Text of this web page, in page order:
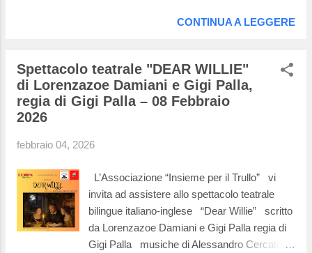
in via del Monte delle Capre, 23CONTINUA A LEGGERE
Spettacolo teatrale "DEAR WILLIE"
di Lorenzazoe Damiani e Gigi Palla,
regia di Gigi Palla – 08 Febbraio
2026
febbraio 04, 2026
L’Associazione “Insieme per il Trullo” vi
invita ad assistere allo spettacolo teatrale
bilingue italiano-inglese “Dear Willie” scritto
da Lorenzazoe Damiani e Gigi Palla regia di
Gigi Palla musiche di Alessandro Cercato,